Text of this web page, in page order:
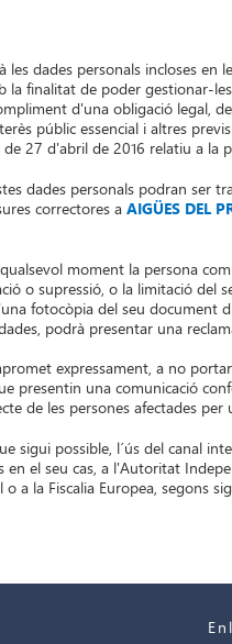
les dades personals incloses en
la finalitat de poder gestionar-
d'una obligació legal,
públic essencial i altres
27 d'abril de 2016 relatiu a la
dades personals podran ser
correctores a AIGÜES DEL
moment la persona
o supressió, o la limitació
fotocòpia del seu document
podrà presentar una
expressament, a no
presentin una comunicació
de les persones afectades per
sigui possible, l´ús del canal
en el seu cas, a l'Autoritat
a la Fiscalia Europea, segons